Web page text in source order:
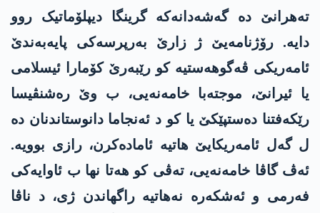
تەھرانێ دە گەشەدانەکە گرینگا دیپلۆماتیک روو
دایە. رۆژنامەیێ ژ زارێ بەرپرسەکی پایەبەندێ
ئامەریکی ڤەگوھەستیە کو رێبەرێ کۆمارا ئیسلامی
یا ئیرانێ، موجتەبا خامەنەیی، ب وێ رەشنڤیسا
رێکەفتنا دەستپێکێ یا کو د ئەنجاما دانوستاندنان دە
ل گەل ئامەریکایێ ھاتیە ئامادەکرن، رازی بوویە.
ئەڤ گاڤا خامەنەیی، تەڤی کو ھەتا نھا ب ئاوایەکی
فەرمی و ئەشکەرە نەھاتیە راگھاندن ژی، د ناڤا